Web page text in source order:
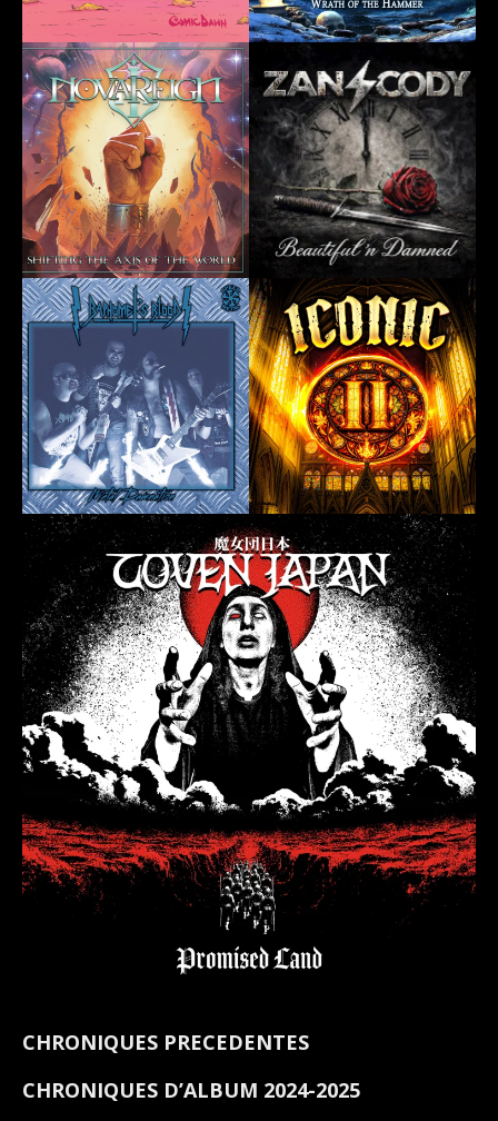
CHRONIQUES PRECEDENTES
CHRONIQUES D’ALBUM 2024-2025